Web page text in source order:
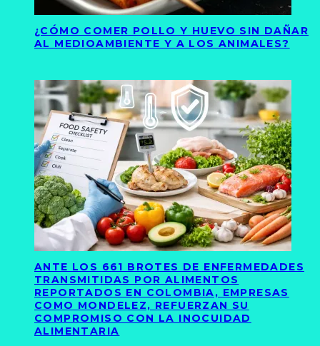
¿CÓMO COMER POLLO Y HUEVO SIN DAÑAR
AL MEDIOAMBIENTE Y A LOS ANIMALES?
ANTE LOS 661 BROTES DE ENFERMEDADES
TRANSMITIDAS POR ALIMENTOS
REPORTADOS EN COLOMBIA, EMPRESAS
COMO MONDELEZ, REFUERZAN SU
COMPROMISO CON LA INOCUIDAD
ALIMENTARIA